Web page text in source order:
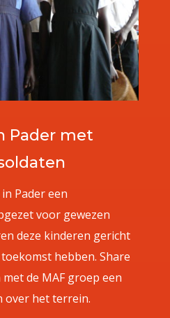
Pader met
Pader een
voor gewezen
deze kinderen gericht
hebben. Share
de MAF groep een
over het terrein.